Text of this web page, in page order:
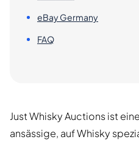
eBay Germany
FAQ
Just Whisky Auctions ist
ansässige, auf Whisky